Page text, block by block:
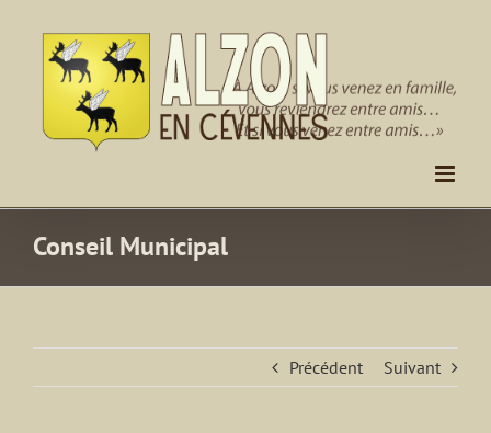
contenu
Conseil Municipal
Précédent Suivant